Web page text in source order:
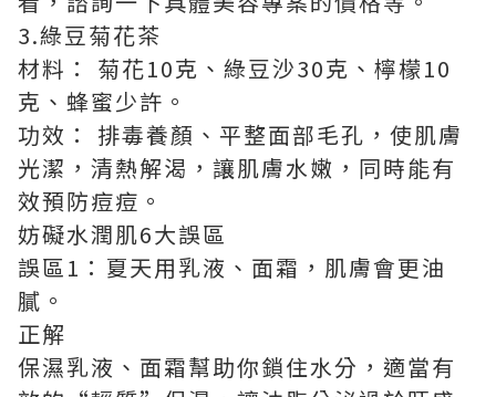
3.綠豆菊花茶
材料： 菊花10克、綠豆沙30克、檸檬10
克、蜂蜜少許。
功效： 排毒養顏、平整面部毛孔，使肌膚
光潔，清熱解渴，讓肌膚水嫩，同時能有
效預防痘痘。
妨礙水潤肌6大誤區
誤區1：夏天用乳液、面霜，肌膚會更油
膩。
正解
保濕乳液、面霜幫助你鎖住水分，適當有